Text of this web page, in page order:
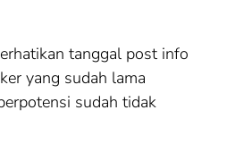
tanggal post info
yang sudah lama
sudah tidak